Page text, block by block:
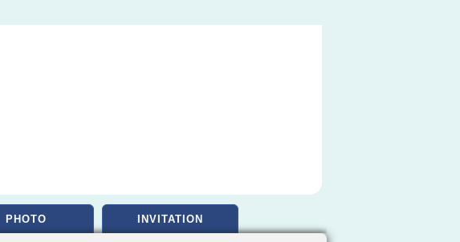
PHOTO INVITATION